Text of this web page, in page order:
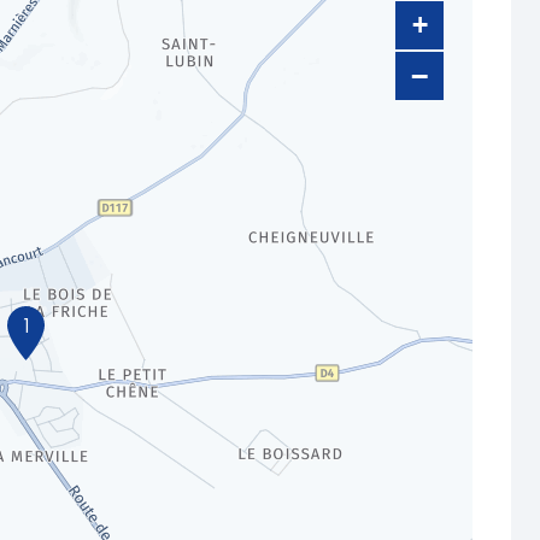
1
+
−